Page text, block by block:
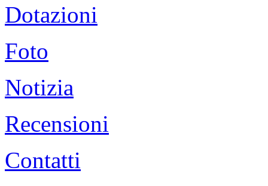
Dotazioni
Foto
Notizia
Recensioni
Contatti